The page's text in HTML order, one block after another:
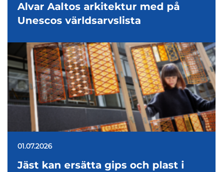
Alvar Aaltos arkitektur med på
Unescos världsarvslista
01.07.2026
Jäst kan ersätta gips och plast i